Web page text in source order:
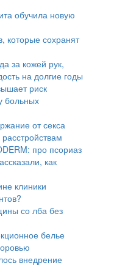
обучила новую
которые сохранят
за кожей рук,
на долгие годы
риск
больных
от секса
про псориаз
как
клиники
со лба без
белье
внедрение